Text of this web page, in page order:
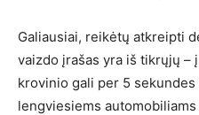
Galiausiai, reikėtų atkreipti
vaizdo įrašas yra iš tikrųjų –
krovinio gali per 5
lengviesiems